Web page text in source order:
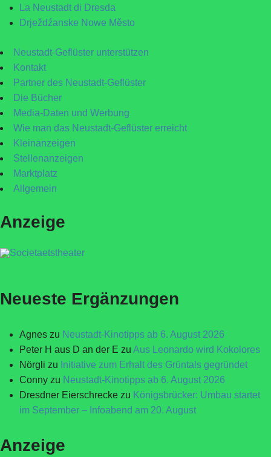
La Neustadt di Dresda
Drježdźanske Nowe Město
Neustadt-Geflüster unterstützen
Kontakt
Partner des Neustadt-Geflüster
Die Bücher
Media-Daten und Werbung
Wie man das Neustadt-Geflüster erreicht
Kleinanzeigen
Stellenanzeigen
Marktplatz
Allgemein
Anzeige
Neueste Ergänzungen
Agnes zu Neustadt-Kinotipps ab 6. August 2026
Peter H aus D an der E zu Aus Leonardo wird Kokolores
Nörgli zu Initiative zum Erhalt des Grüntals gegründet
Conny zu Neustadt-Kinotipps ab 6. August 2026
Dresdner Eierschrecke zu Königsbrücker: Umbau startet
im September – Infoabend am 20. August
Anzeige